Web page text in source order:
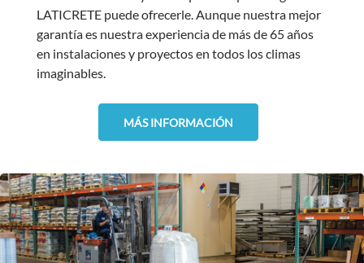
LATICRETE puede ofrecerle. Aunque nuestra mejor
garantía es nuestra experiencia de más de 65 años
en instalaciones y proyectos en todos los climas
imaginables.
MÁS INFORMACIÓN